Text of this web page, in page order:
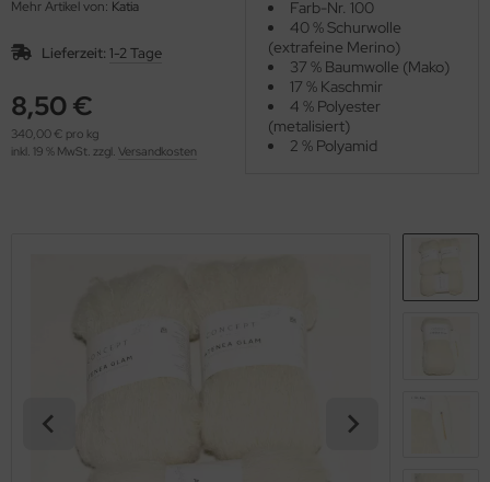
Mehr Artikel von: Katia
Lieferzeit: 1-2 Tage
8,50 €
340,00 € pro kg
inkl. 19 % MwSt. zzgl. Versandkosten
Farb-Nr. 100
40 % Schurwolle
(extrafeine Merino)
37 % Baumwolle (Mako)
17 % Kaschmir
4 % Polyester
(metalisiert)
2 % Polyamid